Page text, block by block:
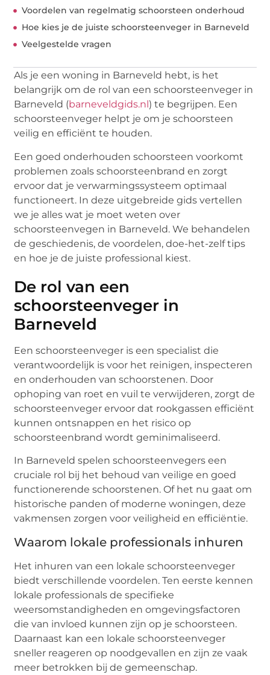
Voordelen van regelmatig schoorsteen onderhoud
Hoe kies je de juiste schoorsteenveger in Barneveld
Veelgestelde vragen
Als je een woning in Barneveld hebt, is het
belangrijk om de rol van een schoorsteenveger in
Barneveld (barneveldgids.nl) te begrijpen. Een
schoorsteenveger helpt je om je schoorsteen
veilig en efficiënt te houden.
Een goed onderhouden schoorsteen voorkomt
problemen zoals schoorsteenbrand en zorgt
ervoor dat je verwarmingssysteem optimaal
functioneert. In deze uitgebreide gids vertellen
we je alles wat je moet weten over
schoorsteenvegen in Barneveld. We behandelen
de geschiedenis, de voordelen, doe-het-zelf tips
en hoe je de juiste professional kiest.
De rol van een
schoorsteenveger in
Barneveld
Een schoorsteenveger is een specialist die
verantwoordelijk is voor het reinigen, inspecteren
en onderhouden van schoorstenen. Door
ophoping van roet en vuil te verwijderen, zorgt de
schoorsteenveger ervoor dat rookgassen efficiënt
kunnen ontsnappen en het risico op
schoorsteenbrand wordt geminimaliseerd.
In Barneveld spelen schoorsteenvegers een
cruciale rol bij het behoud van veilige en goed
functionerende schoorstenen. Of het nu gaat om
historische panden of moderne woningen, deze
vakmensen zorgen voor veiligheid en efficiëntie.
Waarom lokale professionals inhuren
Het inhuren van een lokale schoorsteenveger
biedt verschillende voordelen. Ten eerste kennen
lokale professionals de specifieke
weersomstandigheden en omgevingsfactoren
die van invloed kunnen zijn op je schoorsteen.
Daarnaast kan een lokale schoorsteenveger
sneller reageren op noodgevallen en zijn ze vaak
meer betrokken bij de gemeenschap.